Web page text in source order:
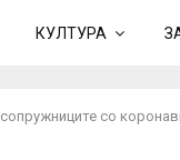
КУЛТУРА
со